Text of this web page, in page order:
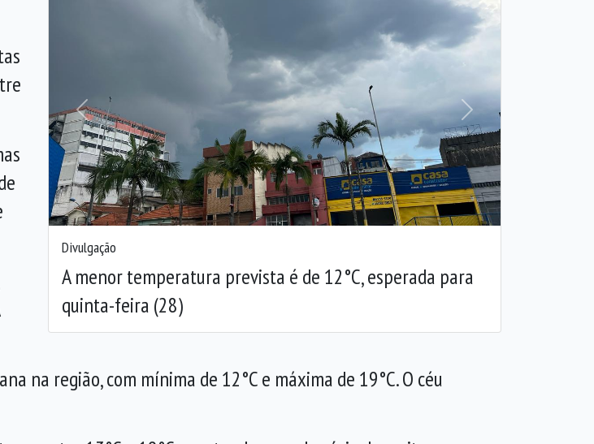
Divulgação
A menor temperatura prevista é de 12°C, esperada para
quinta-feira (28)
Anterior Próxima
na região, com mínima de 12°C e máxima de 19°C. O céu